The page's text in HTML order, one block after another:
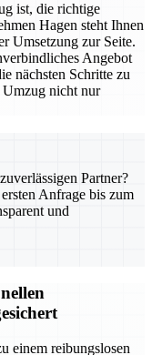
ist, die richtige
Hagen steht Ihnen
Umsetzung zur Seite.
Angebot
nächsten Schritte zu
nicht nur
Partner?
Anfrage bis zum
und
einem reibungslosen